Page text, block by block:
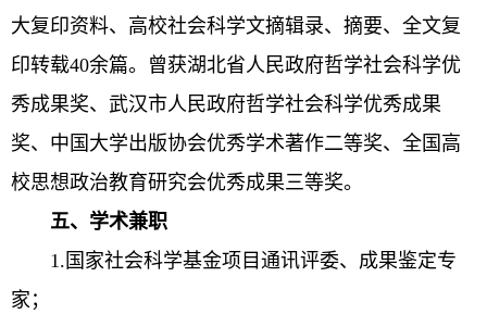
大复印资料、高校社会科学文摘辑录、摘要、全文复
印转载40余篇。曾获湖北省人民政府哲学社会科学优
秀成果奖、武汉市人民政府哲学社会科学优秀成果
奖、中国大学出版协会优秀学术著作二等奖、全国高
校思想政治教育研究会优秀成果三等奖。
五、学术兼职
1.国家社会科学基金项目通讯评委、成果鉴定专
家；